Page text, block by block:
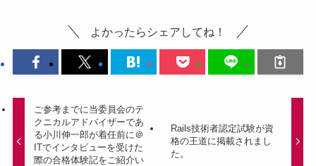
よかったらシェアしてね！
ご参考までに当委員会のテ
クニカルアドバイザーであ
る小川伸一郎が着任前に＠
ITでインタビューを受けた
際の合格体験記をご紹介い
Rails技術者認定試験が資
格の王道に掲載されまし
た。